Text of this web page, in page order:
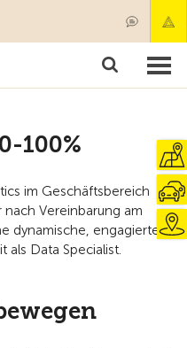
100%
im Geschäftsbereich
Vereinbarung am
dynamische, engagierte
als Data Specialist.